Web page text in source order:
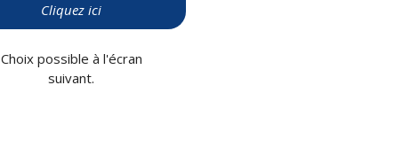
Cliquez ici
Choix possible à l'écran
suivant.